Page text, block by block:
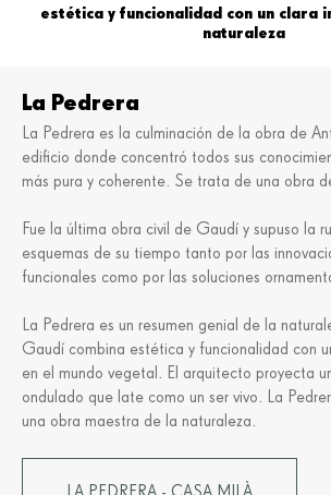
estética y funcionalidad con un clara
naturaleza
La Pedrera
La Pedrera es la culminación de la obra de
edificio donde concentró todos sus
más pura y coherente. Se trata de una obra
Fue la última obra civil de Gaudí y supuso la
esquemas de su tiempo tanto por las
funcionales como por las soluciones
La Pedrera es un resumen genial de la
Gaudí combina estética y funcionalidad con
en el mundo vegetal. El arquitecto proyecta
ondulado que late como un ser vivo. La
una obra maestra de la naturaleza.